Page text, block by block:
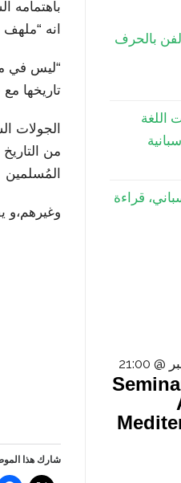
باهتمامه
انه
“ليس في
تاريخها
الجولات
من
المُسلمين
وغيرهم،و
شارك هذا
بالحرف
اللغة
قراءة